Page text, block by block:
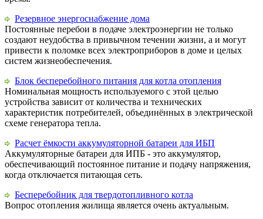
Резервное энергоснабжение дома
Постоянные перебои в подаче электроэнергии не только
создают неудобства в привычном течении жизни, а и могут
привести к поломке всех электроприборов в доме и целых
систем жизнеобеспечения.
Блок бесперебойного питания для котла отопления
Номинальная мощность используемого с этой целью
устройства зависит от количества и технических
характеристик потребителей, объединённых в электрической
схеме генератора тепла.
Расчет ёмкости аккумуляторной батареи для ИБП
Аккумуляторные батареи для ИПБ - это аккумулятор,
обеспечивающий постоянное питание и подачу напряжения,
когда отключается питающая сеть.
Бесперебойник для твердотопливного котла
Вопрос отопления жилища является очень актуальным.